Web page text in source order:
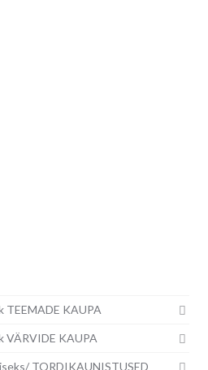
TEEMADE KAUPA
VÄRVIDE KAUPA
TORDIKAUNISTUSED